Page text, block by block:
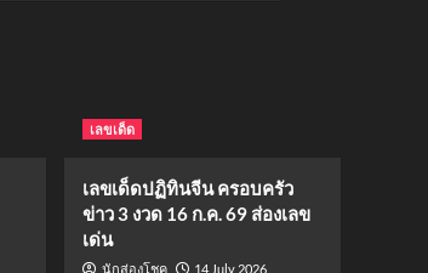
เลขเด็ด
เลขเด็ดปฏิทินจีน ครอบครัว
ข่าว 3 งวด 16 ก.ค. 69 ส่องเลข
เด่น
นักส่องโชค 14 July 2026